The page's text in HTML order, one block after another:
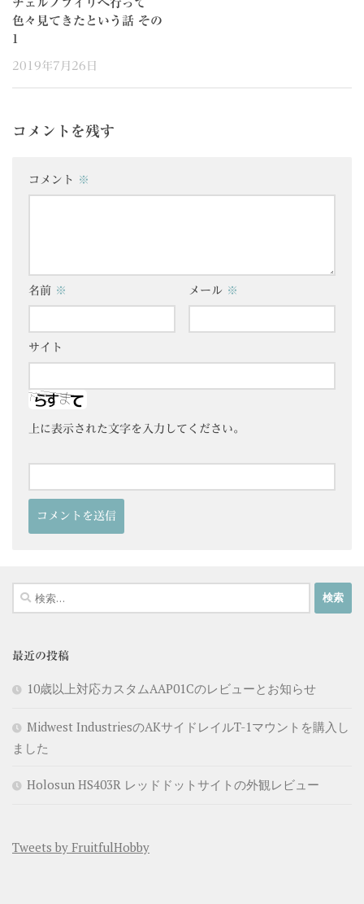
チェルノブイリへ行って
色々見てきたという話 その
1
2019年7月26日
コメントを残す
コメント ※
名前 ※ メール ※
サイト
上に表示された文字を入力してください。
検
索:
最近の投稿
10歳以上対応カスタムAAP01Cのレビューとお知らせ
Midwest IndustriesのAKサイドレイルT-1マウントを購入し
ました
Holosun HS403R レッドドットサイトの外観レビュー
Tweets by FruitfulHobby